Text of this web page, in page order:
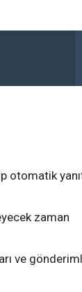
otomatik
zaman
ve